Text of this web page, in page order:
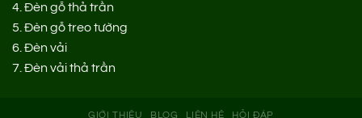
4. Đèn gỗ thả trần
5. Đèn gỗ treo tường
6. Đèn vải
7. Đèn vải thả trần
GIỚI THIỆU BLOG LIÊN HỆ HỎI ĐÁP